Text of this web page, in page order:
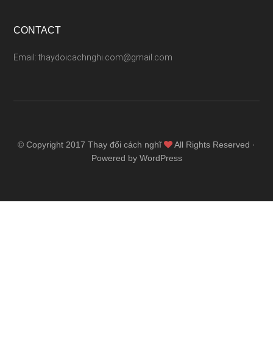
CONTACT
Email: thaydoicachnghi.com@gmail.com
© Copyright 2017 Thay đổi cách nghĩ
All Rights Reserved ·
Powered by WordPress